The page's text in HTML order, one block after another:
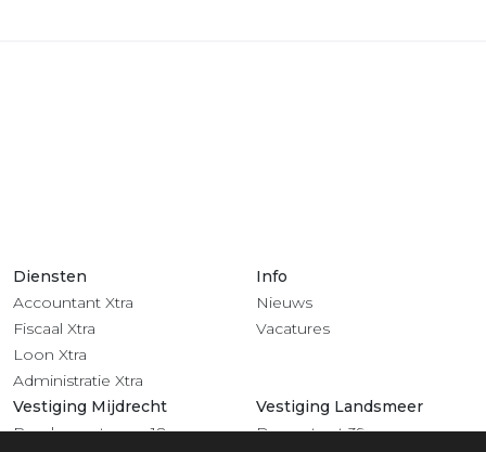
Diensten
Accountant Xtra
Fiscaal Xtra
Loon Xtra
Administratie Xtra
Info
Nieuws
Vacatures
Vestiging Mijdrecht
Rendementsweg 18
Vestiging Landsmeer
Dorpsstraat 39